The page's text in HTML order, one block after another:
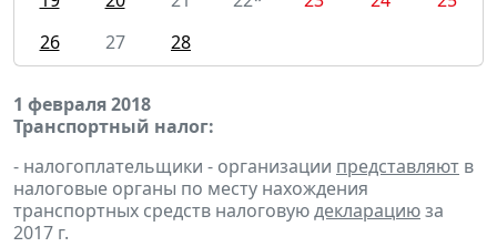
26
27 28
1 февраля 2018
Транспортный налог:
- налогоплательщики - организации представляют в
налоговые органы по месту нахождения
транспортных средств налоговуюдекларациюза
2017 г.